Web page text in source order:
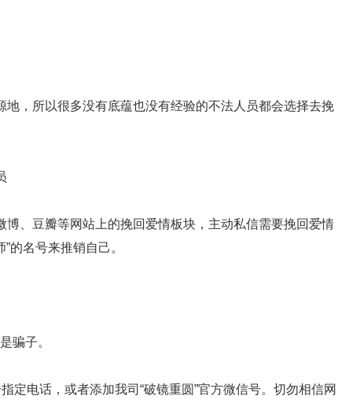
地，所以很多没有底蕴也没有经验的不法人员都会选择去挽
、豆瓣等网站上的挽回爱情板块，主动私信需要挽回爱情
的名号来推销自己。
骗子。
定电话，或者添加我司“破镜重圆”官方微信号。切勿相信网